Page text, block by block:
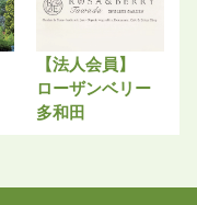
【法人会員】
ローザンベリー
多和田